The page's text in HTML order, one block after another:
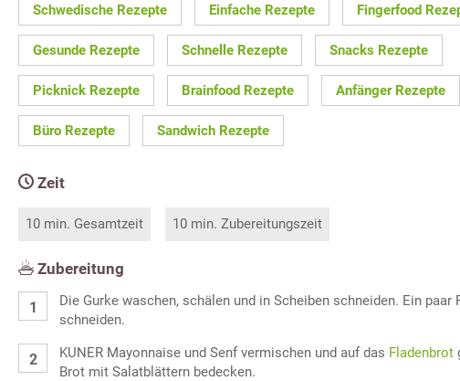
Schwedische Rezepte Einfache Rezepte Fingerfood
Gesunde Rezepte Schnelle Rezepte Snacks Rezepte
Picknick Rezepte Brainfood Rezepte Anfänger Rezepte
Büro Rezepte Sandwich Rezepte
Zeit
10 min. Gesamtzeit 10 min. Zubereitungszeit
Zubereitung
Die Gurke waschen, schälen und in Scheiben schneiden. Ein paar
schneiden.
KUNER Mayonnaise und Senf vermischen und auf das Fladenbrot
Brot mit Salatblättern bedecken.